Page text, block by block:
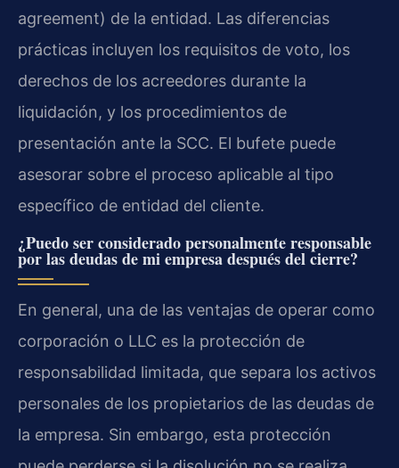
agreement) de la entidad. Las diferencias
prácticas incluyen los requisitos de voto, los
derechos de los acreedores durante la
liquidación, y los procedimientos de
presentación ante la SCC. El bufete puede
asesorar sobre el proceso aplicable al tipo
específico de entidad del cliente.
¿Puedo ser considerado personalmente responsable
por las deudas de mi empresa después del cierre?
En general, una de las ventajas de operar como
corporación o LLC es la protección de
responsabilidad limitada, que separa los activos
personales de los propietarios de las deudas de
la empresa. Sin embargo, esta protección